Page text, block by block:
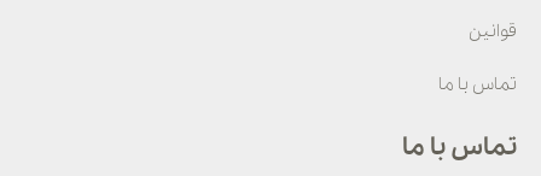
قوانین
تماس با ما
تماس با ما